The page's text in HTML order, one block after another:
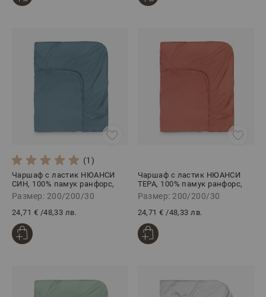
(1)
Чаршаф с ластик НЮАНСИ
СИН, 100% памук ранфорс,
200/200/30 см
Размер: 200/200/30
24,71 € /48,33 лв.
Чаршаф с ластик НЮАНСИ
ТЕРА, 100% памук ранфорс,
200/200/30 см
Размер: 200/200/30
24,71 € /48,33 лв.